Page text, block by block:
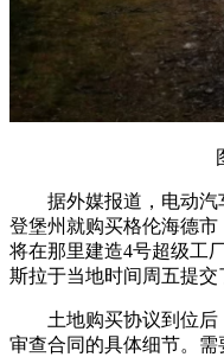
据外媒报道，电动
登堡州就购买格伦海德市
将在那里建造4号超级工
斯拉于当地时间周五提交
土地购买协议到位
审查合同的具体细节。